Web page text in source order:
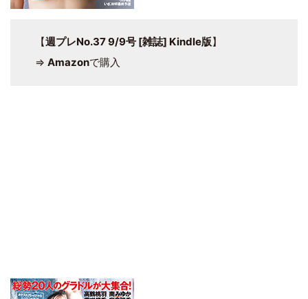
【週プレNo.37 9/9号 [雑誌] Kindle版】
⇒ Amazonで購入